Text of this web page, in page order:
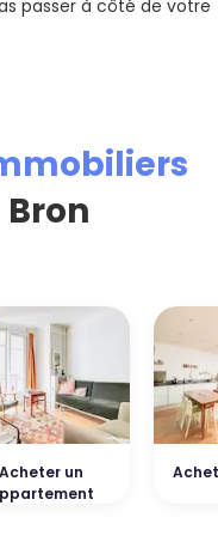
passer à côté de
Acheter un